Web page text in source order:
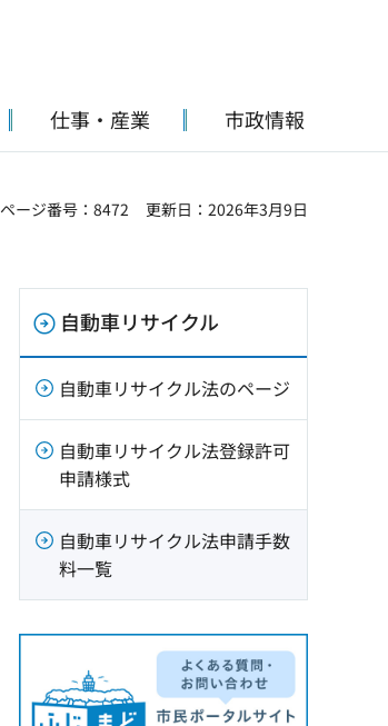
仕事・産業 市政情報
ページ番号：8472
更新日：2026年3月9日
自動車リサイクル
自動車リサイクル法のページ
自動車リサイクル法登録許可
申請様式
自動車リサイクル法申請手数
料一覧